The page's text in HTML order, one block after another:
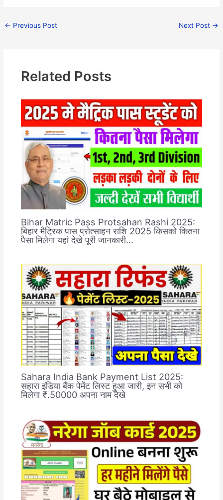
← Previous Post Next Post →
Related Posts
Bihar Matric Pass Protsahan Rashi 2025:
बिहार मैट्रिक पास प्रोत्साहन राशि 2025 किसको कितना
पैसा मिलेगा यहां देखे पूरी जानकारी…
Sahara India Bank Payment List 2025:
सहारा इंडिया बैंक पेमेंट लिस्ट हुआ जारी, इन सभी को
मिलेगा ₹.50000 अपना नाम देखे